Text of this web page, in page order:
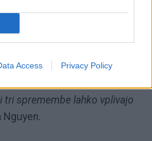
Access Privacy Policy
za
že pri posameznikih, ki
tri spremembe lahko vplivajo